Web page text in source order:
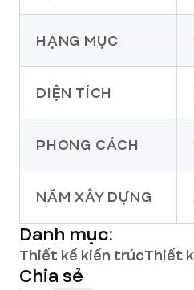
HẠNG MỤC
DIỆN TÍCH
PHONG CÁCH
NĂM XÂY DỰNG
Danh mục:
Thiết kế kiến trúcThiết
Chia sẻ